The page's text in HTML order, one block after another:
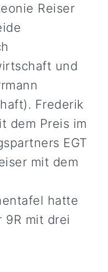
Reiser
und
Frederik
dem Preis im
EGT
mit dem
hatte
9R mit drei